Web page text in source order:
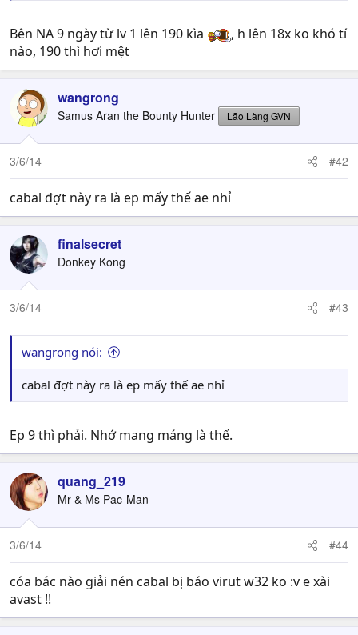
Bên NA 9 ngày từ lv 1 lên 190 kìa
, h lên 18x ko khó tí
nào, 190 thì hơi mệt
wangrong
Samus Aran the Bounty Hunter Lão Làng GVN
3/6/14 #42
cabal đợt này ra là ep mấy thế ae nhỉ
finalsecret
Donkey Kong
3/6/14 #43
wangrong nói:
cabal đợt này ra là ep mấy thế ae nhỉ
Ep 9 thì phải. Nhớ mang máng là thế.
quang_219
Mr & Ms Pac-Man
3/6/14 #44
cóa bác nào giải nén cabal bị báo virut w32 ko :v e xài
avast !!